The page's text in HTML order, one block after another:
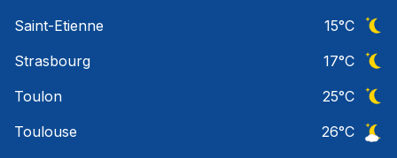
Saint-Etienne
15°C
Strasbourg
17°C
Toulon
25°C
Toulouse
26°C